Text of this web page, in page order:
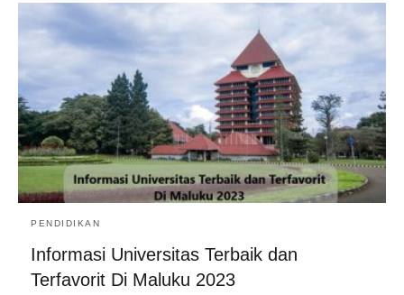
PENDIDIKAN
Informasi Universitas Terbaik dan
Terfavorit Di Maluku 2023